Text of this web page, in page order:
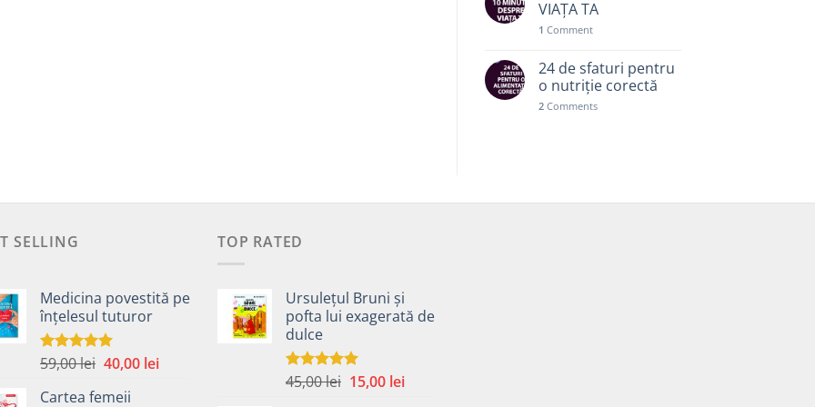
VIAȚA TA
1 Comment
24 de sfaturi pentru
o nutriție corectă
2Comments
SELLING
Medicina povestită pe
înțelesul tuturor
Evaluat la
59,00lei Prețul
a
40,00 leiPrețul
Cartea femeii
TOP RATED
Ursulețul Bruni și
pofta lui exagerată de
dulce
Evaluat la
45,00lei Prețul
15,00 leiPrețul